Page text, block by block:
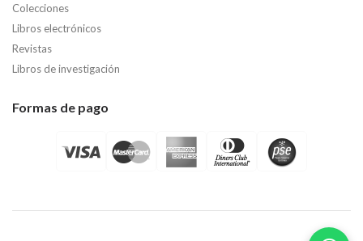
Colecciones
Libros electrónicos
Revistas
Libros de investigación
Formas de pago